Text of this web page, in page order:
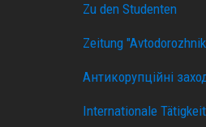
Zu den Studenten
Zeitung
Антикорупційні
Internationale Tätigkeit